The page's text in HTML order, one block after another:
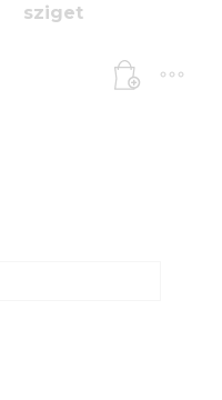
sziget